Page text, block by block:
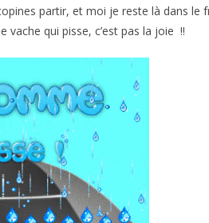
partir, et moi je reste là dans le
vache qui pisse, c’est pas la joie !!